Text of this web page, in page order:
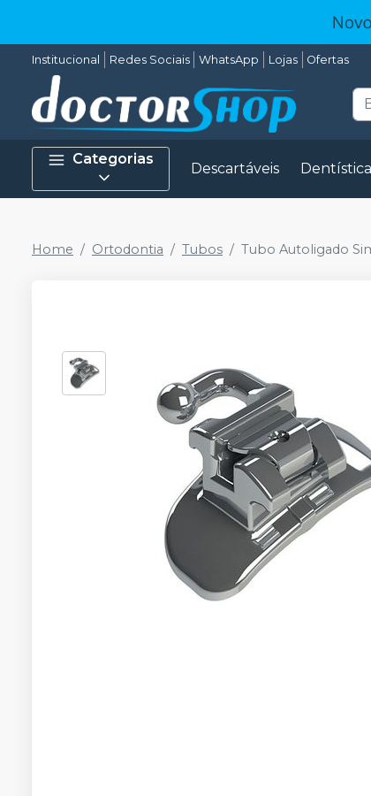
Institucional Redes Sociais WhatsApp Lojas Ofertas
Categorias
Descartáveis Dentística
Home Ortodontia Tubos Tubo Autoligado